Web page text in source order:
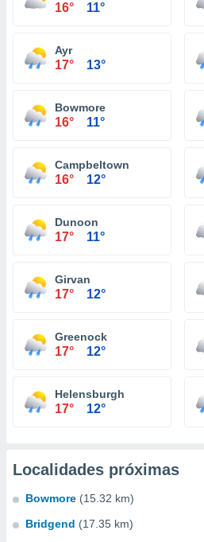
16° 11°
Ayr
17° 13°
Bowmore
16° 11°
Campbeltown
16° 12°
Dunoon
17° 11°
Girvan
17° 12°
Greenock
17° 12°
Helensburgh
17° 12°
Localidades próximas
Bowmore (15.32 km)
Bridgend (17.35 km)